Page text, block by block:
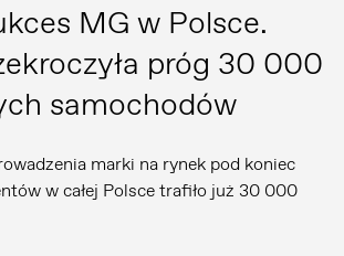
MG w Polsce.
próg 30 000
samochodów
marki na rynek pod koniec
w całej Polsce trafiło już 30 000